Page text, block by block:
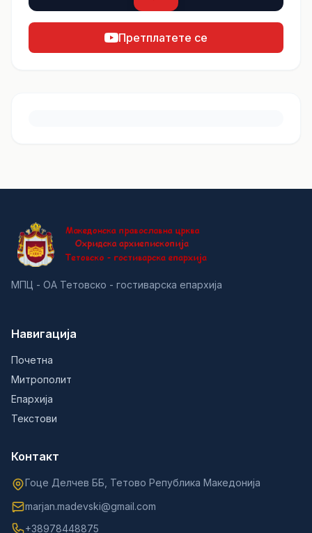
Претплатете се
МПЦ - ОА Тетовско - гостиварска епархија
Навигација
Почетна
Митрополит
Епархија
Текстови
Контакт
Гоце Делчев ББ, Тетово Република Македонија
marjan.madevski@gmail.com
+38978448875